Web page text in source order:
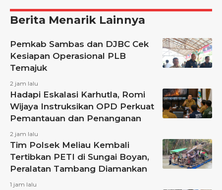
Berita Menarik Lainnya
Pemkab Sambas dan DJBC Cek
Kesiapan Operasional PLB
Temajuk
2 jam lalu
Hadapi Eskalasi Karhutla, Romi
Wijaya Instruksikan OPD Perkuat
Pemantauan dan Penanganan
2 jam lalu
Tim Polsek Meliau Kembali
Tertibkan PETI di Sungai Boyan,
Peralatan Tambang Diamankan
1 jam lalu